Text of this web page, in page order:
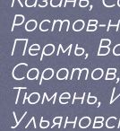
Ростов-
Пермь,
Тюмень,